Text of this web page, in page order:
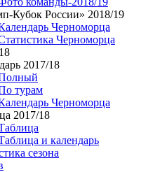
Кубок России» 2018/19
Черноморца
Черноморца
2017/18
турам
Черноморца
2017/18
и календарь
сезона